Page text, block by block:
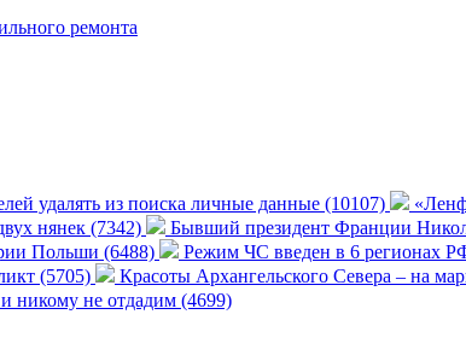
ремонта
удалять из поиска личные данные (10107)
нянек (7342)
Бывший президент Франции
Польши (6488)
Режим ЧС введен в 6 регионах
(5705)
Красоты Архангельского Севера – на
никому не отдадим (4699)